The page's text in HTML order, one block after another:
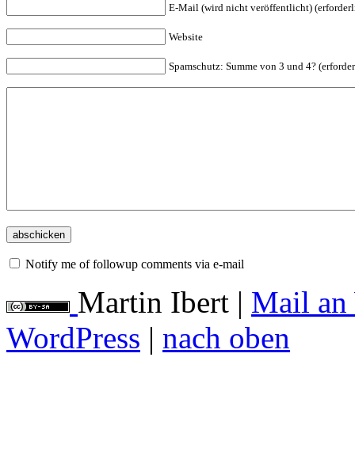
E-Mail (wird nicht veröffentlicht)
Website
Spamschutz: Summe von 3 und 4?
Notify me of followup comments via e-mail
Martin Ibert | Mail an
WordPress | nach oben